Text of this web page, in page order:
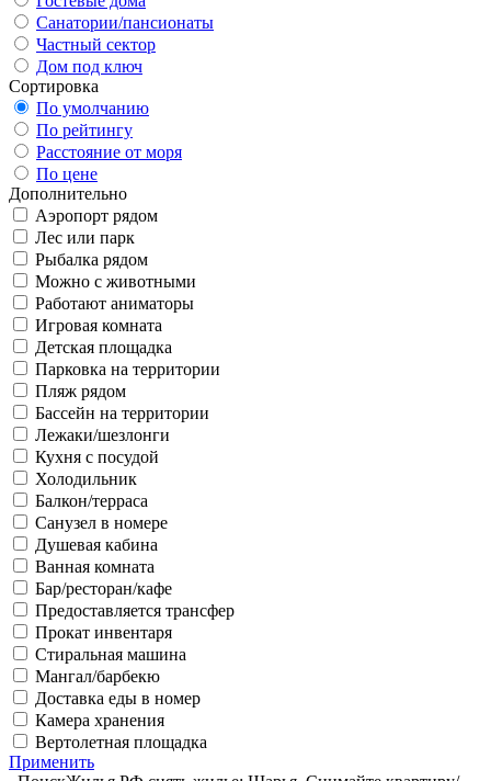
Санатории/пансионаты
Частный сектор
Дом под ключ
Сортировка
По умолчанию
По рейтингу
Расстояние от моря
По цене
Дополнительно
Аэропорт рядом
Лес или парк
Рыбалка рядом
Можно с животными
Работают аниматоры
Игровая комната
Детская площадка
Парковка на территории
Пляж рядом
Бассейн на территории
Лежаки/шезлонги
Кухня с посудой
Холодильник
Балкон/терраса
Санузел в номере
Душевая кабина
Ванная комната
Бар/ресторан/кафе
Предоставляется трансфер
Прокат инвентаря
Стиральная машина
Мангал/барбекю
Доставка еды в номер
Камера хранения
Вертолетная площадка
Применить